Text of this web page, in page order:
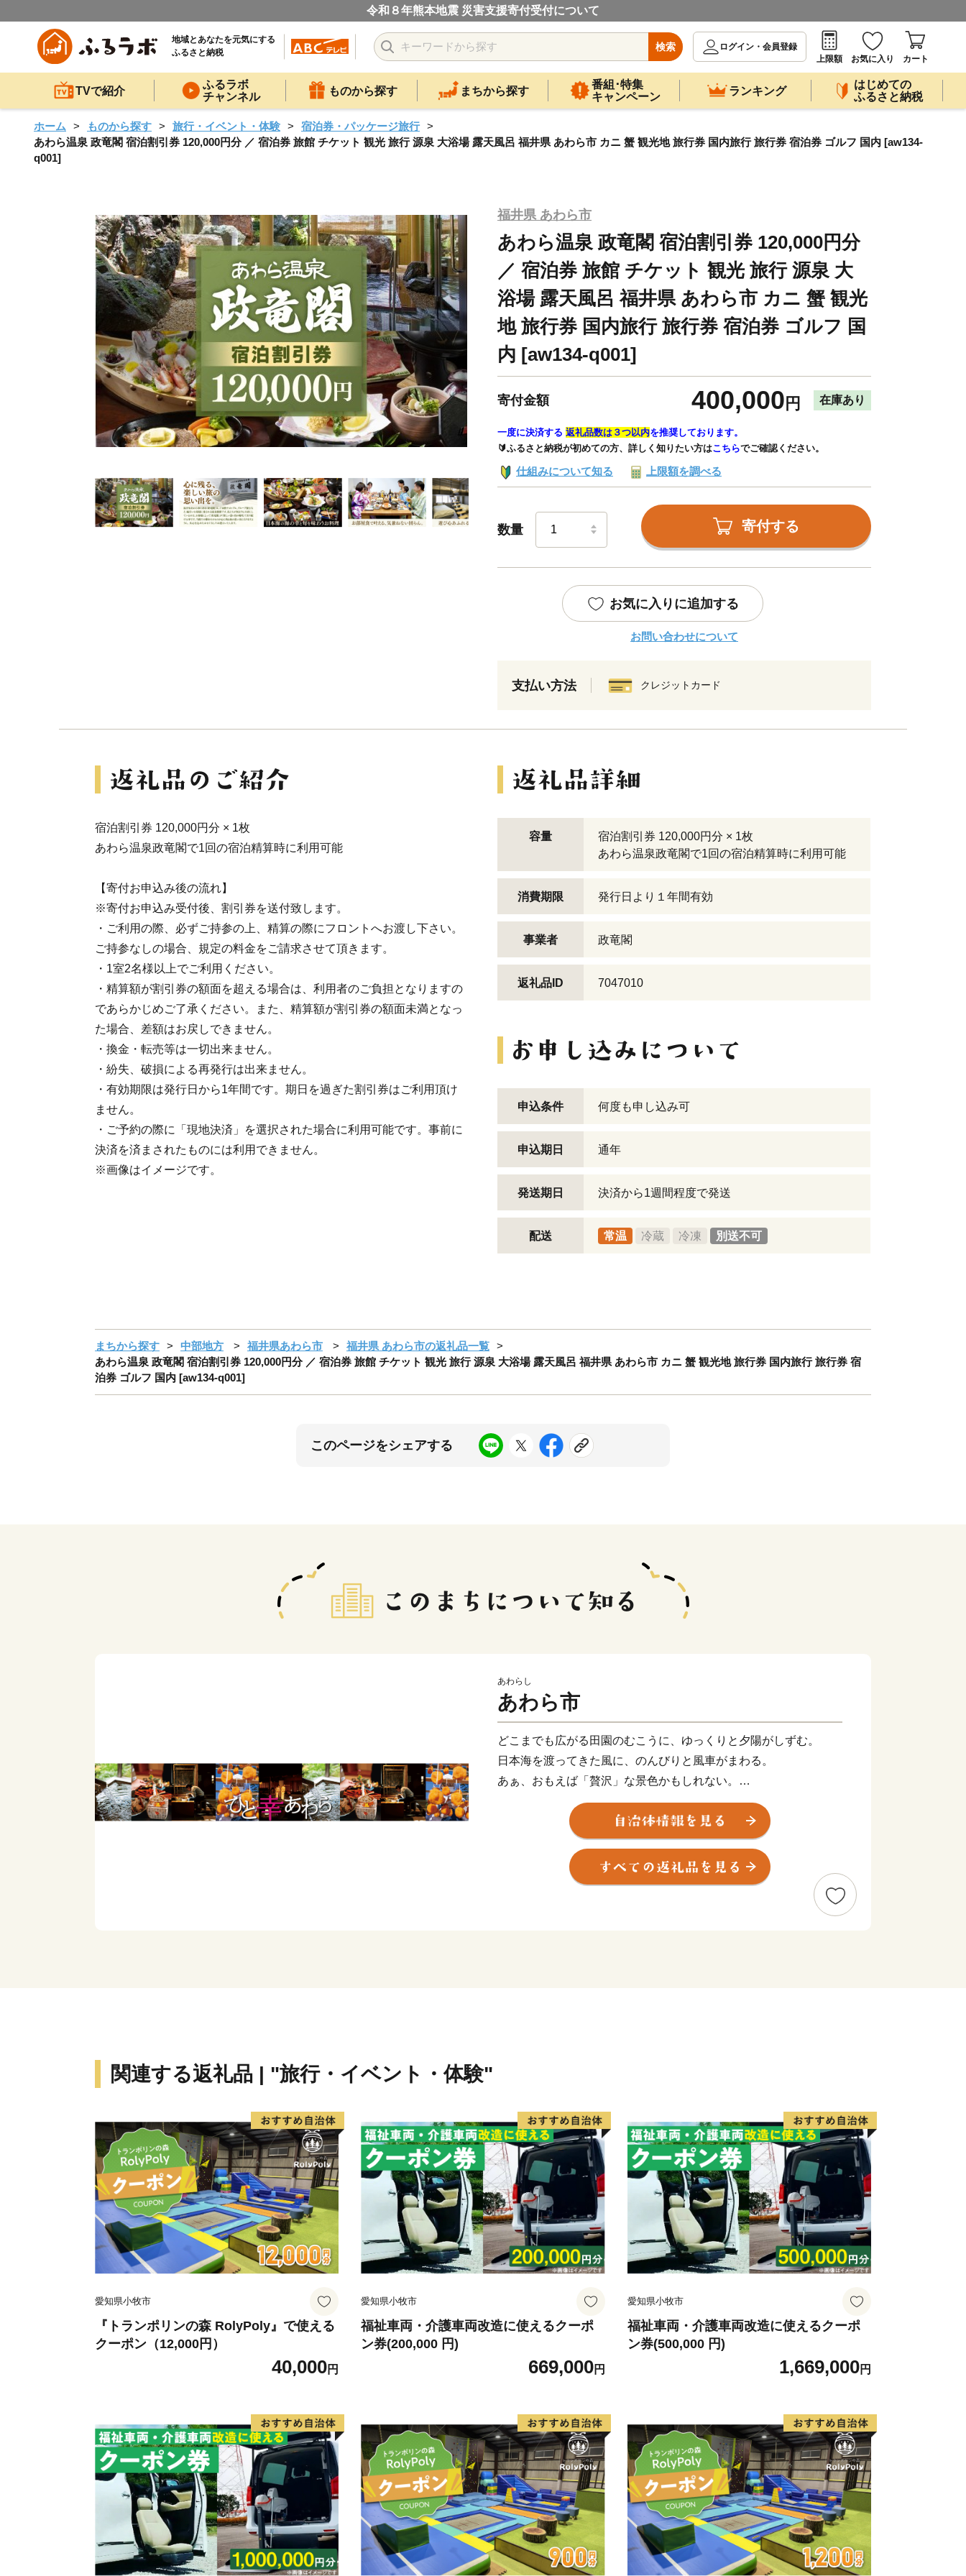
令和８年熊本地震 災害支援寄付受付について
地域とあなたを元気にする
ふるさと納税
検索
ログイン・会員登録
上限額
お気に入り カート
TVで紹介
ふるラボ
チャンネル
ものから探す まちから探す
番組･特集
キャンペーン
ランキング
はじめての
ふるさと納税
ホーム ものから探す 旅行・イベント・体験
宿泊券・パッケージ旅行
あわら温泉 政竜閣 宿泊割引券 120,000円分 ／ 宿泊券 旅館 チケット 観光 旅行 源泉 大浴場 露天風呂 福井県 あわら市 カニ 蟹 観光地 旅行券 国内旅行 旅行券 宿泊券 ゴルフ 国内 [aw134-
q001]
福井県 あわら市
あわら温泉 政竜閣 宿泊割引券 120,000円分
／ 宿泊券 旅館 チケット 観光 旅行 源泉 大
浴場 露天風呂 福井県 あわら市 カニ 蟹 観光
地 旅行券 国内旅行 旅行券 宿泊券 ゴルフ 国
内 [aw134-q001]
寄付金額 400,000 円 在庫あり
一度に決済する 返礼品数は３つ以内を推奨しております。
🔰ふるさと納税が初めての方、詳しく知りたい方はこちらでご確認ください。
仕組みについて知る 上限額を調べる
数量 寄付する
お気に入りに追加する
お問い合わせについて
支払い方法 クレジットカード
宿泊割引券 120,000円分 × 1枚
あわら温泉政竜閣で1回の宿泊精算時に利用可能
【寄付お申込み後の流れ】
※寄付お申込み受付後、割引券を送付致します。
・ご利用の際、必ずご持参の上、精算の際にフロントへお渡し下さい。
ご持参なしの場合、規定の料金をご請求させて頂きます。
・1室2名様以上でご利用ください。
・精算額が割引券の額面を超える場合は、利用者のご負担となりますの
であらかじめご了承ください。また、精算額が割引券の額面未満となっ
た場合、差額はお戻しできません。
・換金・転売等は一切出来ません。
・紛失、破損による再発行は出来ません。
・有効期限は発行日から1年間です。期日を過ぎた割引券はご利用頂け
ません。
・ご予約の際に「現地決済」を選択された場合に利用可能です。事前に
決済を済まされたものには利用できません。
※画像はイメージです。
容量
宿泊割引券 120,000円分 × 1枚
あわら温泉政竜閣で1回の宿泊精算時に利用可能
消費期限 発行日より１年間有効
事業者 政竜閣
返礼品ID 7047010
申込条件 何度も申し込み可
申込期日 通年
発送期日 決済から1週間程度で発送
配送 常温 冷蔵 冷凍 別送不可
まちから探す 中部地方 福井県あわら市
福井県 あわら市の返礼品一覧
あわら温泉 政竜閣 宿泊割引券 120,000円分 ／ 宿泊券 旅館 チケット 観光 旅行 源泉 大浴場 露天風呂 福井県 あわら市 カニ 蟹 観光地 旅行券 国内旅行 旅行券 宿
泊券 ゴルフ 国内 [aw134-q001]
このページをシェアする
あわらし
あわら市
どこまでも広がる田園のむこうに、ゆっくりと夕陽がしずむ。
日本海を渡ってきた風に、のんびりと風車がまわる。
あぁ、おもえば「贅沢」な景色かもしれない。
食卓にはいつも、海の幸、山の幸、里のめぐみ。
こんやのお風呂は、どの温泉にしようかな。
あぁ、これって「贅沢」な暮らしかもしれない。
お客様からいただいた個人情報は、あわら市が責任をもって管理
し、関係法令で定められた場合を除き、第三者に譲渡したり、提供
したりすることはございません。なお、お客様からいただいた個人
情報は、商品の発送、事務連絡、いただいたふるさと納税の使い道
に関する報告、あわら市が主催・出展するふるさと納税関連イベン
ト情報の提供及びあわら市のふるさと納税に関する情報提供のため
に使用させていただき、その手段として、電子メールの配信やパン
フレット等の資料の郵送をさせていただくことがあります。
ございましたら、ふるさと納税担当(furusato@city-awara.com)まで
ご連絡ください。
関連する返礼品 | "旅行・イベント・体験"
愛知県小牧市
『トランポリンの森 RolyPoly』で使える
クーポン（12,000円）
40,000円
愛知県小牧市
福祉車両・介護車両改造に使えるクーポ
ン券(200,000 円)
669,000円
愛知県小牧市
福祉車両・介護車両改造に使えるクーポ
ン券(500,000 円)
1,669,000円